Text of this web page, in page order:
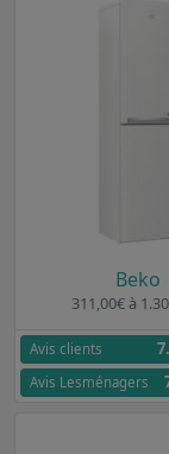
Beko
311,00€ à
Avis clients
Avis Lesménagers